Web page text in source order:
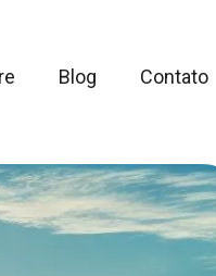
Blog Contato